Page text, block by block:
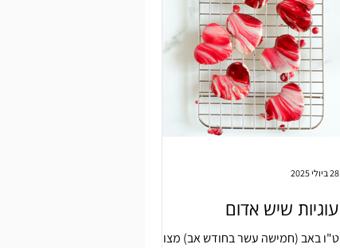
עוגיות שיש אדום
ט"ו באב (חמישה עשר בחודש אב) מצוין
28 ביולי 2025